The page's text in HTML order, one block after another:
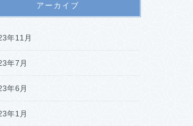
アーカイブ
年11月
年7月
年6月
年1月